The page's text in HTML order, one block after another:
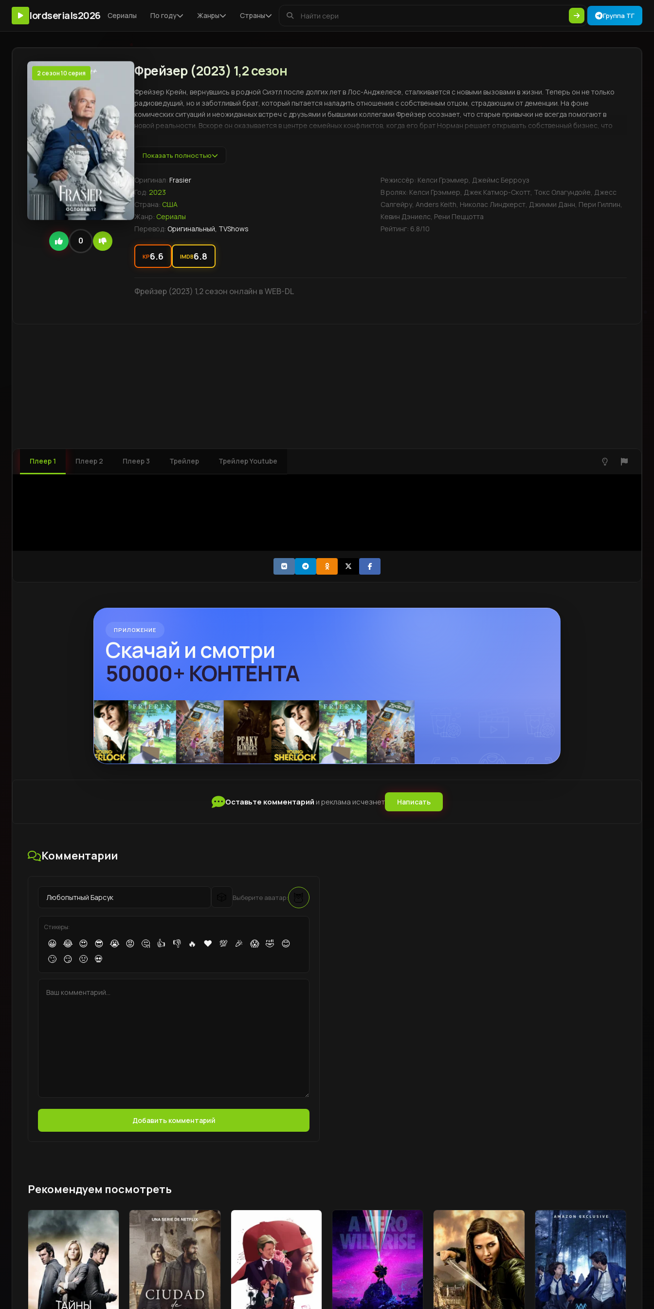
lordserials2026 Сериалы По году Жанры Страны Группа ТГ
2 сезон 10 серия
0
Фрейзер (2023) 1,2 сезон
Фрейзер Крейн, вернувшись в родной Сиэтл после долгих лет в Лос-Анджелесе, сталкивается с новыми вызовами в жизни. Теперь он не только
радиоведущий, но и заботливый брат, который пытается наладить отношения с собственным отцом, страдающим от деменции. На фоне
комических ситуаций и неожиданных встреч с друзьями и бывшими коллегами Фрейзер осознает, что старые привычки не всегда помогают в
новой реальности. Вскоре он оказывается в центре семейных конфликтов, когда его брат Норман решает открывать собственный бизнес, что
Показать полностью
Оригинал: Frasier
Год: 2023
Страна: США
Жанр: Сериалы
Перевод: Оригинальный, TVShows
Режиссёр: Келси Грэммер, Джеймс Берроуз
В ролях: Келси Грэммер, Джек Катмор-Скотт, Токс Олагундойе, Джесс
Салгейру, Anders Keith, Николас Линдхерст, Джимми Данн, Пери Гилпин,
Кевин Дэниелс, Рени Пеццотта
Рейтинг: 6.8/10
KP6.6 IMDB6.8
Фрейзер (2023) 1,2 сезон онлайн в WEB-DL
Плеер 1 Плеер 2 Плеер 3 Трейлер Трейлер Youtube
ПРИЛОЖЕНИЕ
Скачай и смотри
БЕЗ VPN
Оставьте комментарийи реклама исчезнет Написать
Комментарии
Выберите аватар:
Стикеры:
😀 😂 😍 😎 😭 😡 🤔 👍 👎 🔥 ❤️ 💯 🎉 😱 🤣
😊
🙄
😏 🤢 💀
Добавить комментарий
Рекомендуем посмотреть